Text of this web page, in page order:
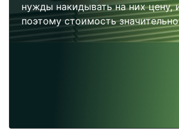
нужды накидывать на них цену,
поэтому стоимость